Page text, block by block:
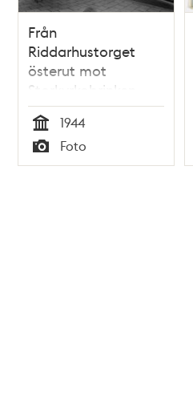
Från
Riddarhustorget
österut mot
Storkyrkobrinken
med Storkyrkan i
fonden. Mitt i bilden
ligger Stora
Nygatan 1
Tid
1944
Typ
Foto